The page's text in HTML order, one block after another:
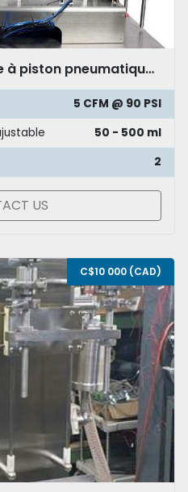
GALICK - Remplisseuse à piston pneumatique semi-automatique 50-500ml
5 CFM @ 90 PSI
50 - 500 ml
2
US
C$10 000 (CAD)